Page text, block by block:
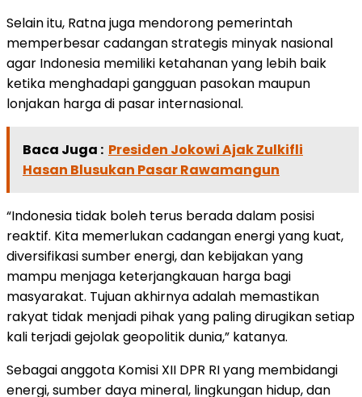
Selain itu, Ratna juga mendorong pemerintah
memperbesar cadangan strategis minyak nasional
agar Indonesia memiliki ketahanan yang lebih baik
ketika menghadapi gangguan pasokan maupun
lonjakan harga di pasar internasional.
Baca Juga : Presiden Jokowi Ajak Zulkifli
Hasan Blusukan Pasar Rawamangun
“Indonesia tidak boleh terus berada dalam posisi
reaktif. Kita memerlukan cadangan energi yang kuat,
diversifikasi sumber energi, dan kebijakan yang
mampu menjaga keterjangkauan harga bagi
masyarakat. Tujuan akhirnya adalah memastikan
rakyat tidak menjadi pihak yang paling dirugikan setiap
kali terjadi gejolak geopolitik dunia,” katanya.
Sebagai anggota Komisi XII DPR RI yang membidangi
energi, sumber daya mineral, lingkungan hidup, dan